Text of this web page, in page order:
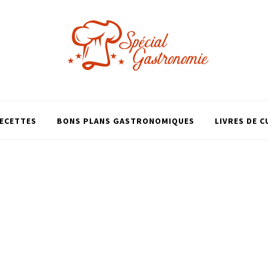
BONS PLANS GASTRONOMIQUES LIVRES DE